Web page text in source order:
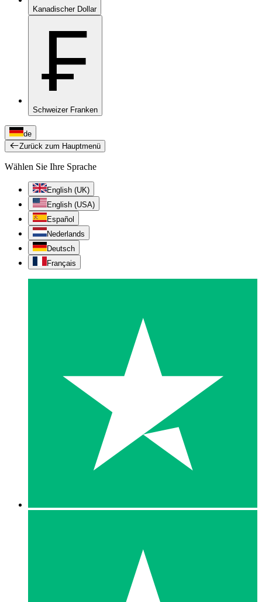
Kanadischer Dollar
₣
Schweizer Franken
de
Zurück zum Hauptmenü
Wählen Sie Ihre Sprache
English (UK)
English (USA)
Español
Nederlands
Deutsch
Français